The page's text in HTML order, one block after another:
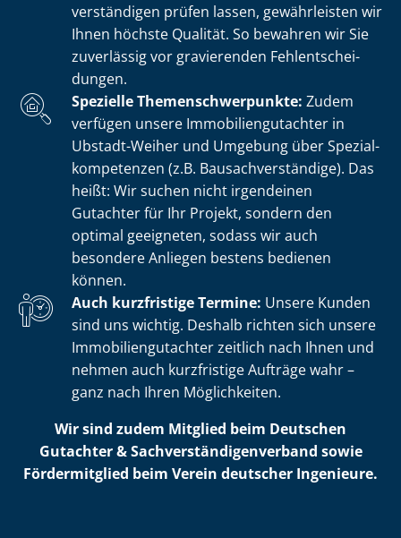
ver­stän­di­gen prüfen lassen, gewährleisten wir
Ihnen höchste Qualität. So bewahren wir Sie
zuverlässig vor gravierenden Fehl­ent­schei­
dun­gen.
Spezielle The­men­schwer­punk­te: Zudem
verfügen unsere Im­mo­bi­li­en­gut­ach­ter in
Ubstadt-Weiher und Umgebung über Spe­zi­al­
kom­pe­ten­zen (z.B. Bau­sach­ver­stän­di­ge). Das
heißt: Wir suchen nicht irgendeinen
Gutachter für Ihr Projekt, sondern den
optimal geeigneten, sodass wir auch
besondere Anliegen bestens bedienen
können.
Auch kurzfristige Termine: Unsere Kunden
sind uns wichtig. Deshalb richten sich unsere
Im­mo­bi­li­en­gut­ach­ter zeitlich nach Ihnen und
nehmen auch kurzfristige Aufträge wahr –
ganz nach Ihren Möglichkeiten.
Wir sind zudem Mitglied beim Deutschen
Gutachter & Sach­ver­stän­di­gen­ver­band sowie
Fördermitglied beim Verein deutscher Ingenieure.